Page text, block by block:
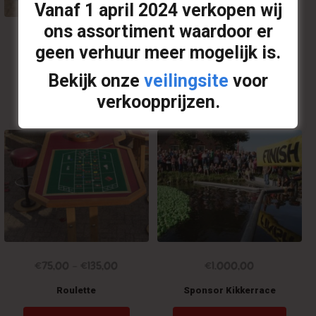
€60,00
Rad van Avontuur Casino
Op offerte plaatsen
Roulette Sponsor Kikkerrace
Vanaf 1 april 2024verkopen wij
ons assortiment waardoor er
geen verhuur meer mogelijk is.
Bekijk onze veilingsite voor
verkoopprijzen.